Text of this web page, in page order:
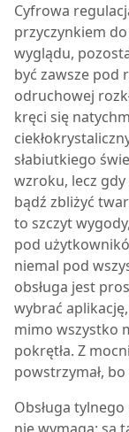
Cyfrowa
przyczynkiem
wyglądu,
być zawsze pod
odruchowej
kręci się
słabiutkiego
wzroku, lecz
bądź zbliżyć
to szczyt
pod
niemal pod
obsługa jest
wybrać
mimo wszystko
pokrętła. Z
powstrzymał,
Obsługa